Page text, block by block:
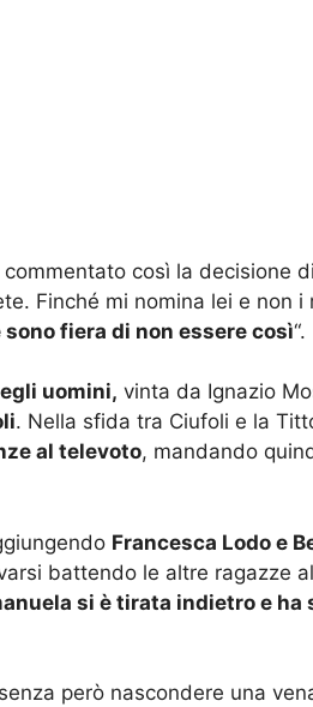
così la decisione
Finché mi nomina lei e non i
fiera di non essere così“.
uomini, vinta da Ignazio
. Nella sfida tra Ciufoli e la
al televoto, mandando
Francesca Lodo e
battendo le altre ragazze
si è tirata indietro e ha
però nascondere una